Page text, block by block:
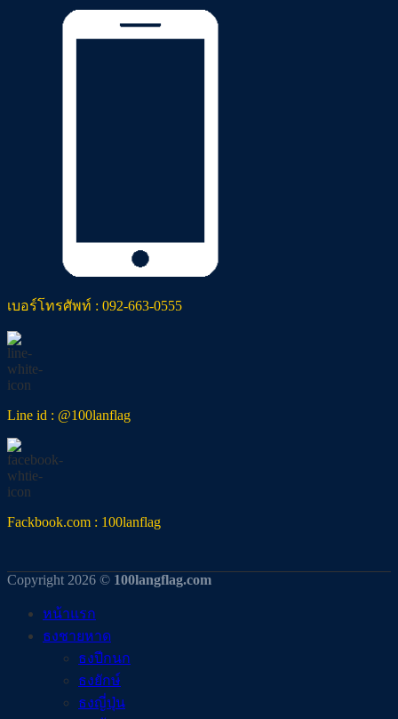
เบอร์โทรศัพท์ : 092-663-0555
Line id : @100lanflag
Fackbook.com : 100lanflag
Copyright 2026 © 100langflag.com
หน้าแรก
ธงชายหาด
ธงปีกนก
ธงยักษ์
ธงญี่ปุ่น